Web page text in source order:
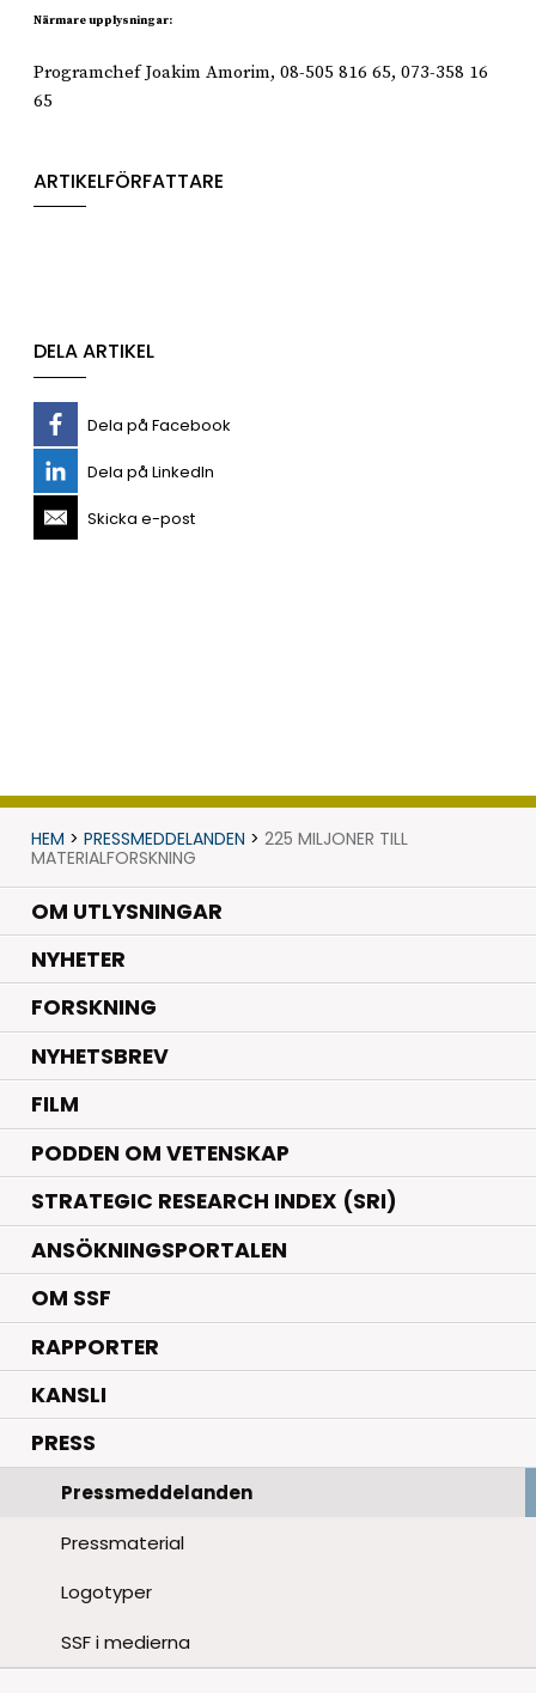
Närmare upplysningar:
Programchef Joakim Amorim, 08-505 816 65, 073-358 16
65
ARTIKELFÖRFATTARE
DELA ARTIKEL
Dela på Facebook
Dela på LinkedIn
Skicka e-post
HEM > PRESSMEDDELANDEN > 225 MILJONER TILL
MATERIALFORSKNING
OM UTLYSNINGAR
NYHETER.
FORSKNING.
NYHETSBREV
FILM
PODDEN OM VETENSKAP
STRATEGIC RESEARCH INDEX (SRI)
ANSÖKNINGSPORTALEN
OM SSF
RAPPORTER
KANSLI
PRESS
Pressmeddelanden
Pressmaterial
Logotyper
SSF i medierna